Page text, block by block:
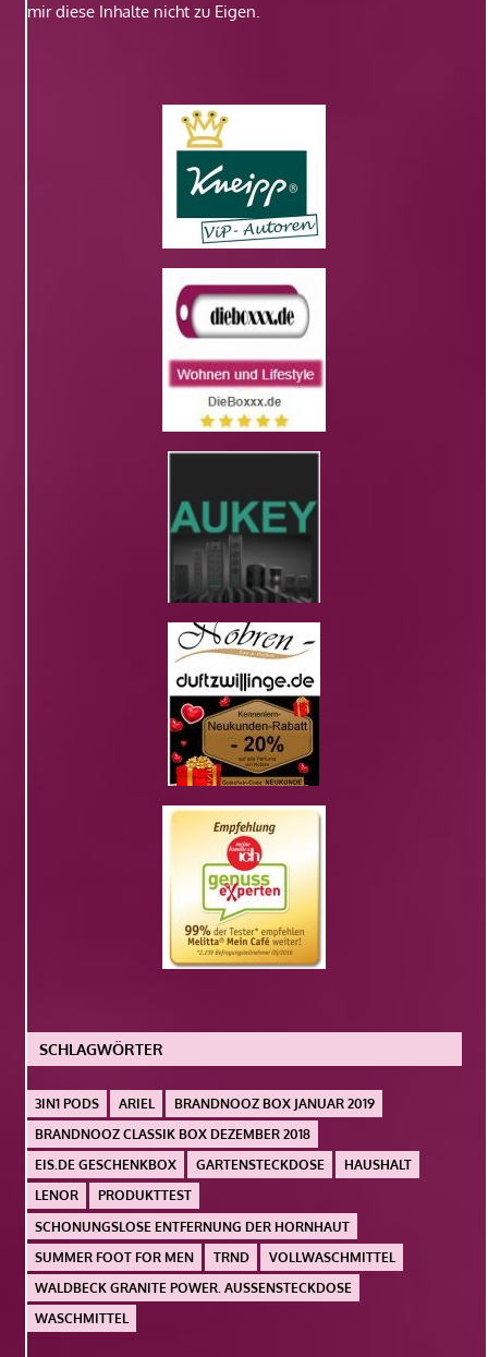
mir diese Inhalte nicht zu Eigen.
SCHLAGWÖRTER
3IN1 PODS ARIEL
BRANDNOOZ BOX JANUAR 2019
BRANDNOOZ CLASSIK BOX DEZEMBER 2018
EIS.DE GESCHENKBOX
GARTENSTECKDOSE
HAUSHALT
LENOR
PRODUKTTEST
SCHONUNGSLOSE ENTFERNUNG DER HORNHAUT
SUMMER FOOT FOR MEN
TRND
VOLLWASCHMITTEL
WALDBECK GRANITE POWER. AUSSENSTECKDOSE
WASCHMITTEL